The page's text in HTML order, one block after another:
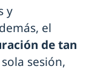
y
el
de tan
sesión,